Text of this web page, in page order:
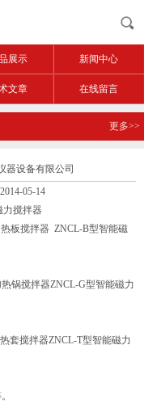
展示 新闻中心
文章 在线留言
更多>>
设备有限公司
05-14
力搅拌器
板搅拌器 ZNCL-B型智能磁
锅搅拌器ZNCL-G型智能磁力
套搅拌器ZNCL-T型智能磁力